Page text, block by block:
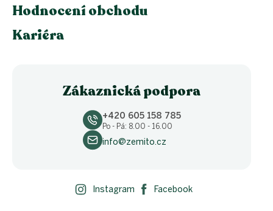
Hodnocení obchodu
Kariéra
Zákaznická podpora
+420 605 158 785
Po - Pá: 8.00 - 16.00
info@zemito.cz
Instagram Facebook